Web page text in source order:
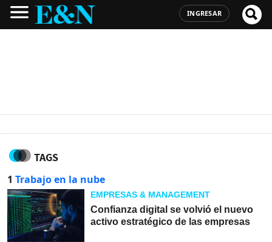
INGRESAR
TAGS
1 Trabajo en la nube
EMPRESAS & MANAGEMENT
Confianza digital se volvió el nuevo
activo estratégico de las empresas